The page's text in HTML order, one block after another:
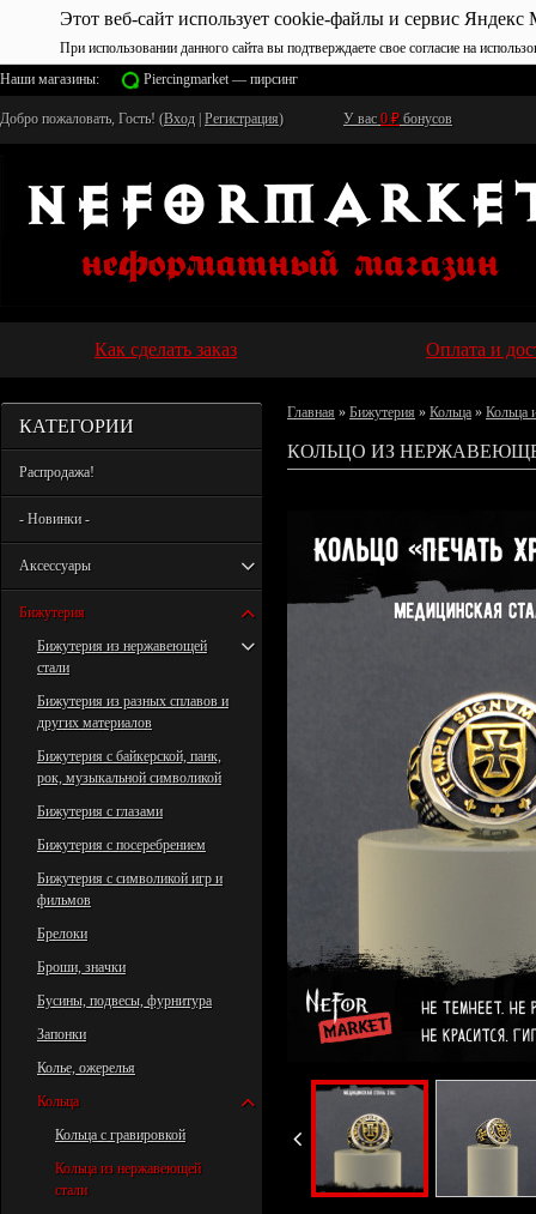
Этот веб-сайт использует cookie-файлы и сервис Яндекс
При использовании данного сайта вы подтверждаете свое согласие на
Наши магазины:
Piercingmarket — пирсинг
Добро пожаловать, Гость! (Вход Регистрация) У вас 0 ₽ бонусов
Как сделать заказ Оплата и
КАТЕГОРИИ
Распродажа!
- Новинки -
Аксессуары
Бижутерия
Бижутерия из нержавеющей
стали
Бижутерия из разных сплавов и
других материалов
Бижутерия с байкерской, панк,
рок, музыкальной символикой
Бижутерия с глазами
Бижутерия с посеребрением
Бижутерия с символикой игр и
фильмов
Брелоки
Броши, значки
Бусины, подвесы, фурнитура
Запонки
Колье, ожерелья
Кольца
Кольца с гравировкой
Кольца из нержавеющей
стали
Главная » Бижутерия » Кольца » Кольца
КОЛЬЦО ИЗ